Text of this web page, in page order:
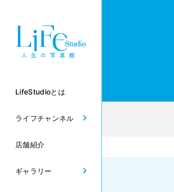
LifeStudioとは
ライフチャンネル
店舗紹介
ギャラリー